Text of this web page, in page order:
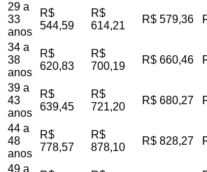
29 a
33
anos
R$
544,59
R$
614,21
R$ 579,36
34 a
38
anos
R$
620,83
R$
700,19
R$ 660,46
39 a
43
anos
R$
639,45
R$
721,20
R$ 680,27
44 a
48
anos
R$
778,57
R$
878,10
R$ 828,27
49 a